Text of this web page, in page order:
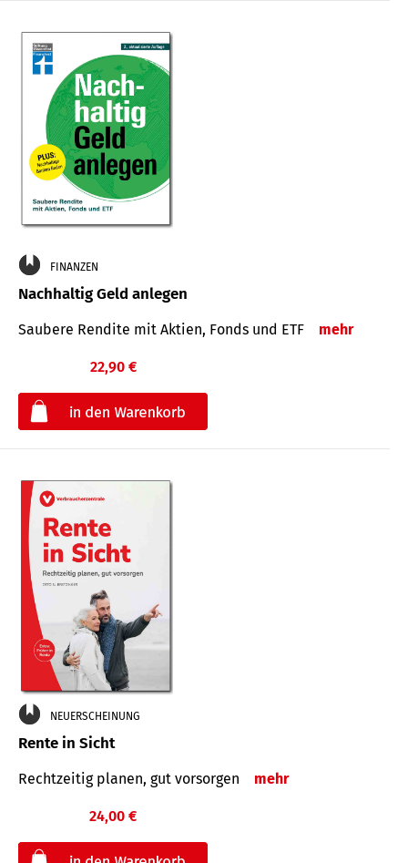
FINANZEN
Nachhaltig Geld anlegen
Saubere Rendite mit Aktien, Fonds und ETF mehr
22,90 €
NEUERSCHEINUNG
Rente in Sicht
Rechtzeitig planen, gut vorsorgen mehr
24,00 €